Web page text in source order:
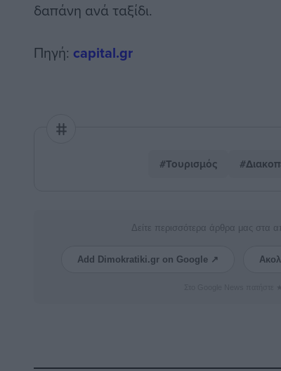
δαπάνη ανά ταξίδι.
Πηγή: capital.gr
#Τουρισμός
Δείτε περισσότερα άρθρα μας στα
Add Dimokratiki.gr on Google ↗